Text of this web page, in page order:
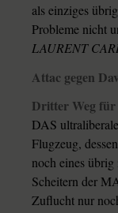
als einziges
Probleme nicht
LAURENT
Attac gegen
Dritter Weg für
DAS
Flugzeug,
noch eines
Scheitern der
Zuflucht nur